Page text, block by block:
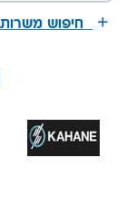
חיפוש משרות חופשי